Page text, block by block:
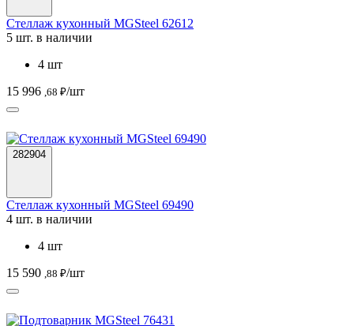
Стеллаж кухонный MGSteel 62612
5 шт. в наличии
4 шт
15 996 ,68 ₽/шт
282904
Стеллаж кухонный MGSteel 69490
4 шт. в наличии
4 шт
15 590 ,88 ₽/шт